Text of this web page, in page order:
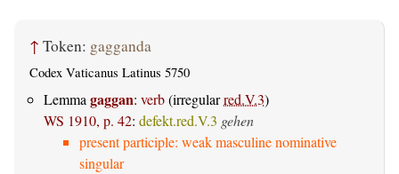
↑ Token: gagganda
Codex Vaticanus Latinus 5750
Lemma gaggan: verb(irregularred.V.3)
WS 1910, p. 42: defekt.red.V.3 gehen
present participle: weak masculine nominative
singular